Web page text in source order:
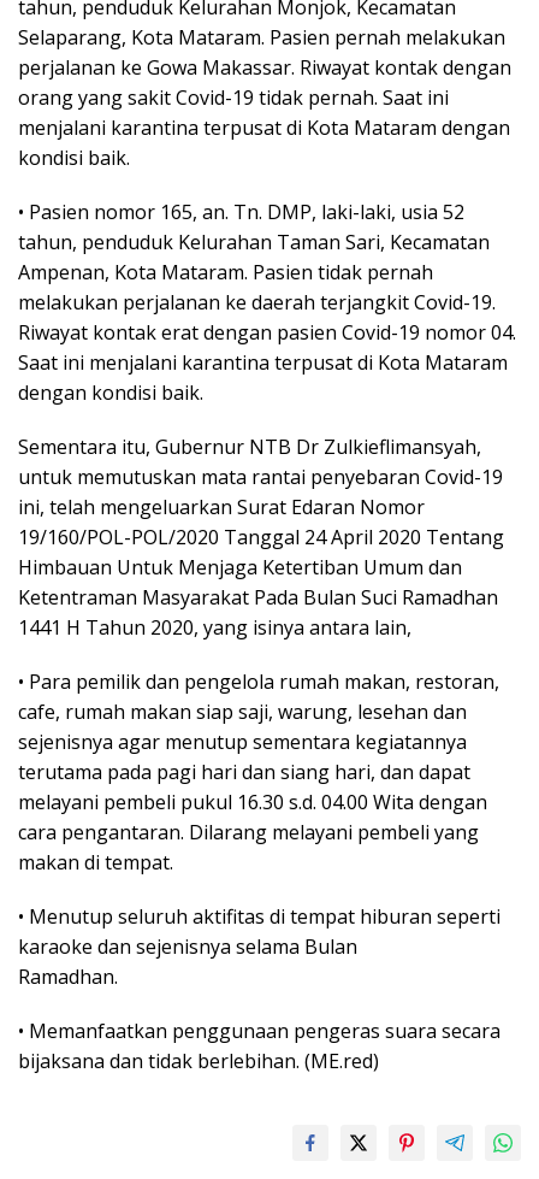
tahun, penduduk Kelurahan Monjok, Kecamatan
Selaparang, Kota Mataram. Pasien pernah melakukan
perjalanan ke Gowa Makassar. Riwayat kontak dengan
orang yang sakit Covid-19 tidak pernah. Saat ini
menjalani karantina terpusat di Kota Mataram dengan
kondisi baik.
• Pasien nomor 165, an. Tn. DMP, laki-laki, usia 52
tahun, penduduk Kelurahan Taman Sari, Kecamatan
Ampenan, Kota Mataram. Pasien tidak pernah
melakukan perjalanan ke daerah terjangkit Covid-19.
Riwayat kontak erat dengan pasien Covid-19 nomor 04.
Saat ini menjalani karantina terpusat di Kota Mataram
dengan kondisi baik.
Sementara itu, Gubernur NTB Dr Zulkieflimansyah,
untuk memutuskan mata rantai penyebaran Covid-19
ini, telah mengeluarkan Surat Edaran Nomor
19/160/POL-POL/2020 Tanggal 24 April 2020 Tentang
Himbauan Untuk Menjaga Ketertiban Umum dan
Ketentraman Masyarakat Pada Bulan Suci Ramadhan
1441 H Tahun 2020, yang isinya antara lain,
• Para pemilik dan pengelola rumah makan, restoran,
cafe, rumah makan siap saji, warung, lesehan dan
sejenisnya agar menutup sementara kegiatannya
terutama pada pagi hari dan siang hari, dan dapat
melayani pembeli pukul 16.30 s.d. 04.00 Wita dengan
cara pengantaran. Dilarang melayani pembeli yang
makan di tempat.
• Menutup seluruh aktifitas di tempat hiburan seperti
karaoke dan sejenisnya selama Bulan
Ramadhan.
• Memanfaatkan penggunaan pengeras suara secara
bijaksana dan tidak berlebihan. (ME.red)